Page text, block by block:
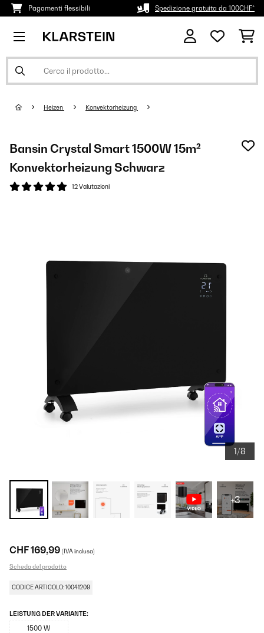
Pagamenti flessibili Spedizione gratuita da 100CHF*
Heizen Konvektorheizung
Bansin Crystal Smart 1500W 15m²
Konvektorheizung Schwarz
12 Valutazioni
1/8
+3
CHF 169,99 (IVA inclusa)
Scheda del prodotto
CODICE ARTICOLO: 10041209
LEISTUNG DER VARIANTE:
1500 W